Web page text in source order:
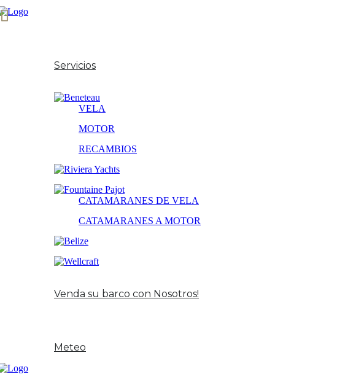
Servicios
VELA
MOTOR
RECAMBIOS
CATAMARANES DE VELA
CATAMARANES A MOTOR
Venda su barco con Nosotros!
Meteo